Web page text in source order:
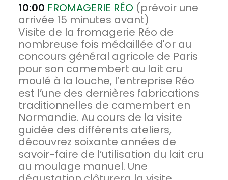
10:00 FROMAGERIE RÉO (prévoir une
arrivée 15 minutes avant)
Visite de la fromagerie Réo de
nombreuse fois médaillée d'or au
concours général agricole de Paris
pour son camembert au lait cru
moulé à la louche, l’entreprise Réo
est l’une des dernières fabrications
traditionnelles de camembert en
Normandie. Au cours de la visite
guidée des différents ateliers,
découvrez soixante années de
savoir-faire de l’utilisation du lait cru
au moulage manuel. Une